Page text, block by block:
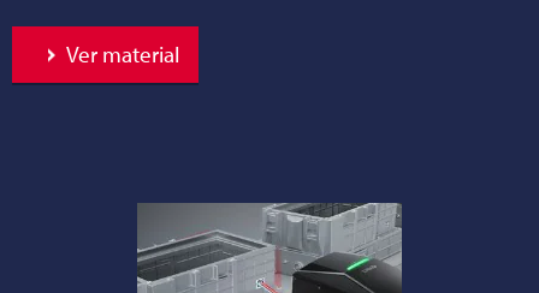
Ver material